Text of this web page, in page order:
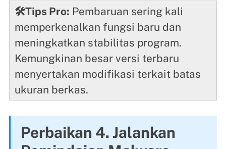
🛠️Tips Pro: Pembaruan sering kali
memperkenalkan fungsi baru dan
meningkatkan stabilitas program.
Kemungkinan besar versi terbaru
menyertakan modifikasi terkait batas
ukuran berkas.
Perbaikan 4. Jalankan